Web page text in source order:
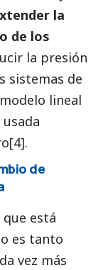
la
de los
la presión
sistemas de
lineal
[4].
de
está
es tanto
vez más